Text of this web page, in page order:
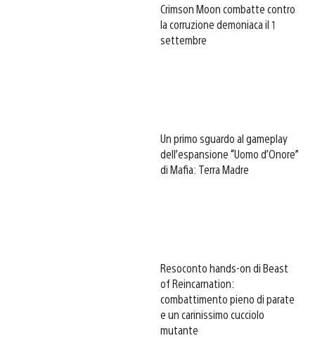
Crimson Moon combatte contro
la corruzione demoniaca il 1
settembre
Un primo sguardo al gameplay
dell’espansione “Uomo d’Onore”
di Mafia: Terra Madre
Resoconto hands-on di Beast
of Reincarnation:
combattimento pieno di parate
e un carinissimo cucciolo
mutante